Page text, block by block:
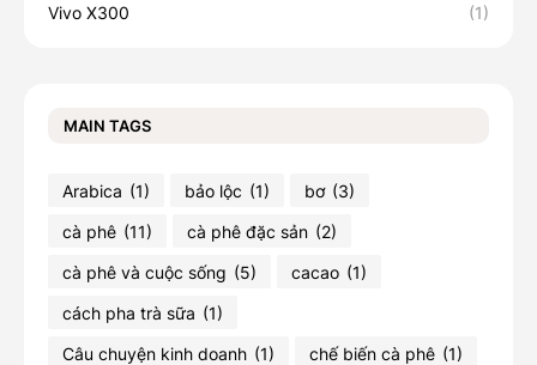
Vivo X300 (1)
MAIN TAGS
Arabica (1) bảo lộc (1) bơ (3)
cà phê (11) cà phê đặc sản (2)
cà phê và cuộc sống (5) cacao (1)
cách pha trà sữa (1)
Câu chuyện kinh doanh (1) chế biến cà phê (1)